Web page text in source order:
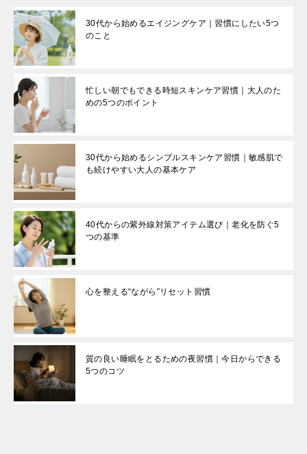
30代から始めるエイジングケア｜習慣にしたい5つ
のこと
忙しい朝でもできる時短スキンケア習慣｜大人のた
めの5つのポイント
30代から始めるシンプルスキンケア習慣｜敏感肌で
も続けやすい大人の基本ケア
40代からの紫外線対策アイテム選び｜老化を防ぐ5
つの基準
心を整える“ながら”リセット習慣
質の良い睡眠をとるための夜習慣｜今日からできる
5つのコツ